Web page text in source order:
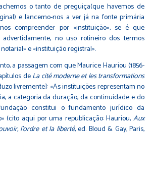
o tanto de preguiça(que havemos de
e lancemo-nos a ver já na fonte primária
compreender por «instituição», se é que
advertidamente, no uso rotineiro dos termos
e «instituição registral».
a passagem com que Maurice Hauriou (1856-
deLa cité moderne et les transformations
livremente]: «As instituições representam no
a categoria da duração, da continuidade e do
constitui o fundamento jurídico da
(cito aqui por uma republicação: Hauriou, Aux
l'ordre et la liberté, ed. Bloud & Gay, Paris,